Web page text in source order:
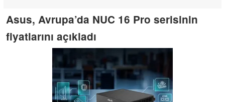
Asus, Avrupa’da NUC 16 Pro serisinin
fiyatlarını açıkladı